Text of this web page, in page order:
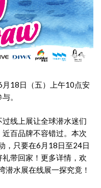
月18日（五）上午10点安
。
线上展让全球潜水迷们
百品牌不容错过。本次
，只要在6月18日至24日
带回家！更多详情，欢
潜水展在线展一探究竟！